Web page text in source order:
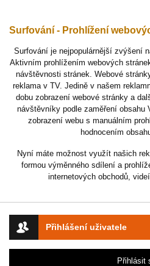
Přihlášení uživatele
Přihlásit
Surfování - Prohlížení
Surfování je nejpopulárnější zvýšení
Aktivním prohlížením webových
návštěvnosti stránek. Webové
reklama v TV. Jedině v našem
dobu zobrazení webové stránky a
návštěvníky podle zaměření obsahu
zobrazení webu s manuálním
hodnocením
Nyní máte možnost využít našich
formou výměnného sdílení a
internetových obchodů,